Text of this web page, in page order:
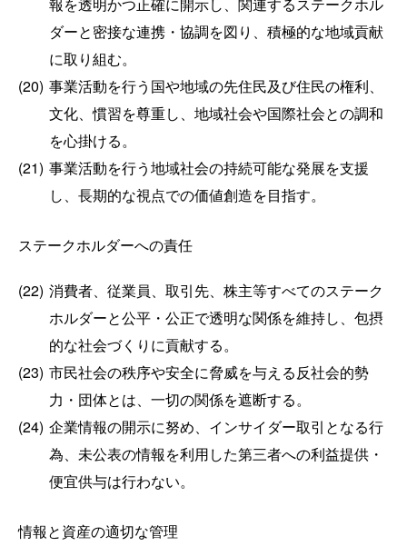
ダーと密接な連携・協調を図り、積極的な地域貢献
に取り組む。
(20) 事業活動を行う国や地域の先住民及び住民の権利、
文化、慣習を尊重し、地域社会や国際社会との調和
を心掛ける。
(21) 事業活動を行う地域社会の持続可能な発展を支援
し、長期的な視点での価値創造を目指す。
ステークホルダーへの責任
(22) 消費者、従業員、取引先、株主等すべてのステーク
ホルダーと公平・公正で透明な関係を維持し、包摂
的な社会づくりに貢献する。
(23) 市民社会の秩序や安全に脅威を与える反社会的勢
力・団体とは、一切の関係を遮断する。
(24) 企業情報の開示に努め、インサイダー取引となる行
為、未公表の情報を利用した第三者への利益提供・
便宜供与は行わない。
情報と資産の適切な管理